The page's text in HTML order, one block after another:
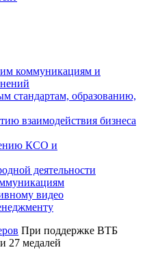
коммуникациям и
стандартам, образованию,
взаимодействия бизнеса
КСО и
деятельности
видео
При поддержке ВТБ
27 медалей